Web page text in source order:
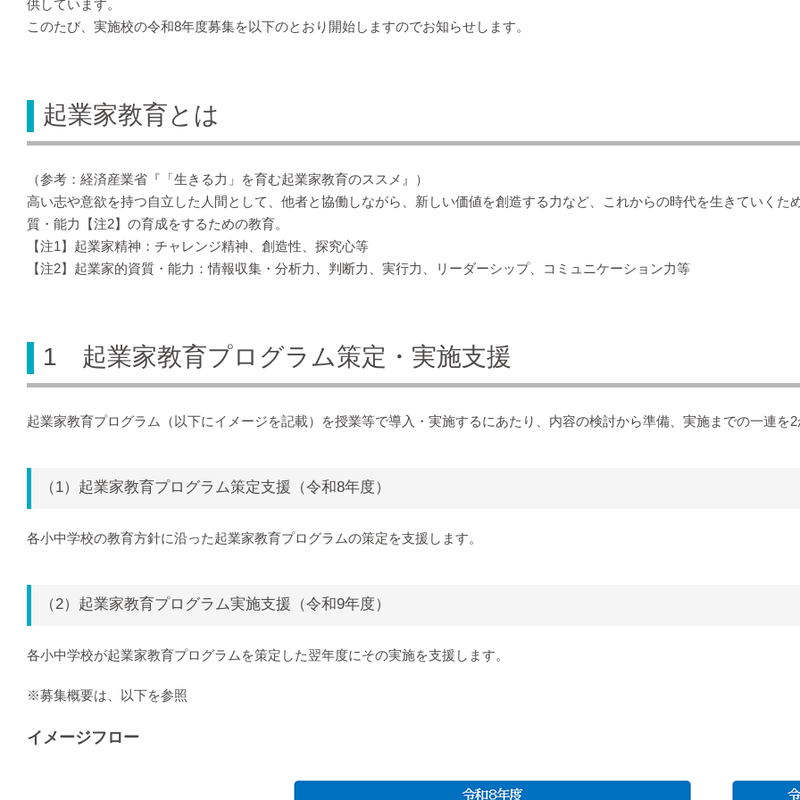
供しています。
このたび、実施校の令和8年度募集を以下のとおり開始しますのでお知らせします。
起業家教育とは
（参考：経済産業省『「生きる力」を育む起業家教育のススメ』）
高い志や意欲を持つ自立した人間として、他者と協働しながら、新しい価値を創造する力など、これからの時代を生きていく
質・能力【注2】の育成をするための教育。
【注1】起業家精神：チャレンジ精神、創造性、探究心等
【注2】起業家的資質・能力：情報収集・分析力、判断力、実行力、リーダーシップ、コミュニケーション力等
1 起業家教育プログラム策定・実施支援
起業家教育プログラム（以下にイメージを記載）を授業等で導入・実施するにあたり、内容の検討から準備、実施までの一連を
（1）起業家教育プログラム策定支援（令和8年度）
各小中学校の教育方針に沿った起業家教育プログラムの策定を支援します。
（2）起業家教育プログラム実施支援（令和9年度）
各小中学校が起業家教育プログラムを策定した翌年度にその実施を支援します。
※募集概要は、以下を参照
イメージフロー